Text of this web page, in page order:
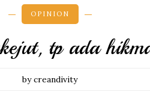
OPINION
tp ada
by creandivity